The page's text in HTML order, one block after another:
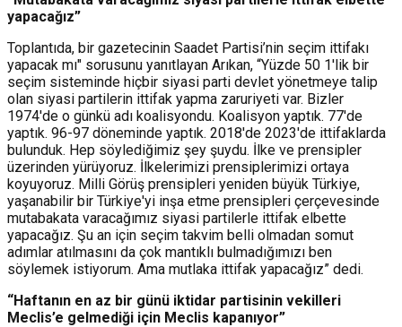
yapacağız”
Toplantıda, bir gazetecinin Saadet Partisi’nin seçim ittifakı
yapacak mı" sorusunu yanıtlayan Arıkan, “Yüzde 50 1'lik bir
seçim sisteminde hiçbir siyasi parti devlet yönetmeye talip
olan siyasi partilerin ittifak yapma zaruriyeti var. Bizler
1974'de o günkü adı koalisyondu. Koalisyon yaptık. 77'de
yaptık. 96-97 döneminde yaptık. 2018'de 2023'de ittifaklarda
bulunduk. Hep söylediğimiz şey şuydu. İlke ve prensipler
üzerinden yürüyoruz. İlkelerimizi prensiplerimizi ortaya
koyuyoruz. Milli Görüş prensipleri yeniden büyük Türkiye,
yaşanabilir bir Türkiye'yi inşa etme prensipleri çerçevesinde
mutabakata varacağımız siyasi partilerle ittifak elbette
yapacağız. Şu an için seçim takvim belli olmadan somut
adımlar atılmasını da çok mantıklı bulmadığımızı ben
söylemek istiyorum. Ama mutlaka ittifak yapacağız” dedi.
“Haftanın en az bir günü iktidar partisinin vekilleri
Meclis’e gelmediği için Meclis kapanıyor”